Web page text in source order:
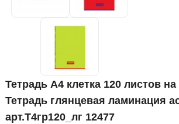
Тетрадь А4 клетка 120 листов на
Тетрадь глянцевая ламинация
арт.Т4гр120_лг 12477